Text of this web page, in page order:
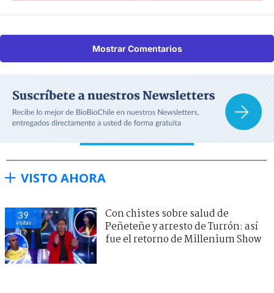
Mostrar Comentarios
VISTO AHORA
39
visitas
Con chistes sobre salud de
Peñeteñe y arresto de Turrón: así
fue el retorno de Millenium Show